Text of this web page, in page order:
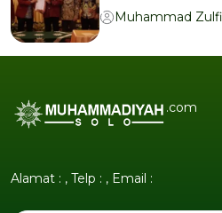
Muhammad
.com
Alamat : , Telp : , Email :